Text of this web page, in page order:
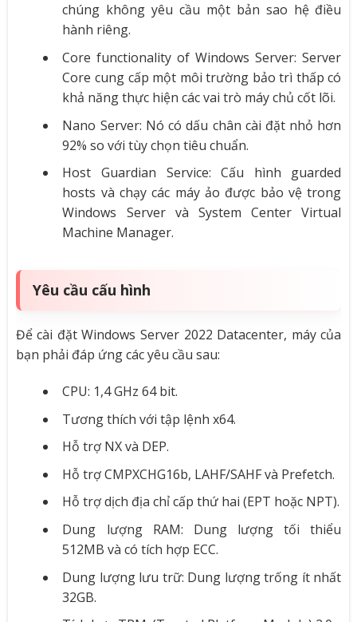
chúng không yêu cầu một bản sao hệ điều
hành riêng.
Core functionality of Windows Server: Server
Core cung cấp một môi trường bảo trì thấp có
khả năng thực hiện các vai trò máy chủ cốt lõi.
Nano Server: Nó có dấu chân cài đặt nhỏ hơn
92% so với tùy chọn tiêu chuẩn.
Host Guardian Service: Cấu hình guarded
hosts và chạy các máy ảo được bảo vệ trong
Windows Server và System Center Virtual
Machine Manager.
Yêu cầu cấu hình
Để cài đặt Windows Server 2022 Datacenter, máy của
bạn phải đáp ứng các yêu cầu sau:
CPU: 1,4 GHz 64 bit.
Tương thích với tập lệnh x64.
Hỗ trợ NX và DEP.
Hỗ trợ CMPXCHG16b, LAHF/SAHF và Prefetch.
Hỗ trợ dịch địa chỉ cấp thứ hai (EPT hoặc NPT).
Dung lượng RAM: Dung lượng tối thiểu
512MB và có tích hợp ECC.
Dung lượng lưu trữ: Dung lượng trống ít nhất
32GB.